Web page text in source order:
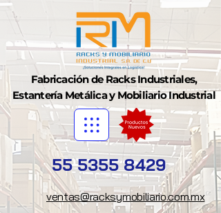
Fabricación de Racks Industriales,
Estantería Metálica y Mobiliario Industrial
55 5355 8429
ventas@racksymobiliario.com.mx